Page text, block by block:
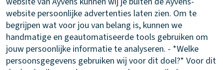
website persoonlijke advertenties laten zien. Om te
begrijpen wat voor jou van belang is, kunnen we
handmatige en geautomatiseerde tools gebruiken om
jouw persoonlijke informatie te analyseren. - *Welke
persoonsgegevens gebruiken wij voor dit doel?* Voor dit